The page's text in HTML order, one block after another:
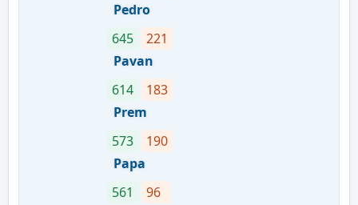
Pedro
645
221
Pavan
614
183
Prem
573
190
Papa
561
96